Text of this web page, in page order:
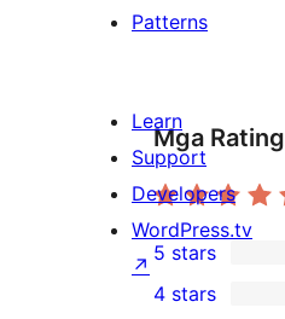
Mga Rating
5
5-
5 stars
4 stars
Patterns
Learn
Support
Developers
WordPress.tv
↗